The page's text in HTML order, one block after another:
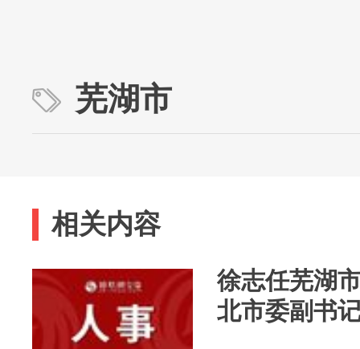
芜湖市
相关内容
徐志任芜湖
北市委副书